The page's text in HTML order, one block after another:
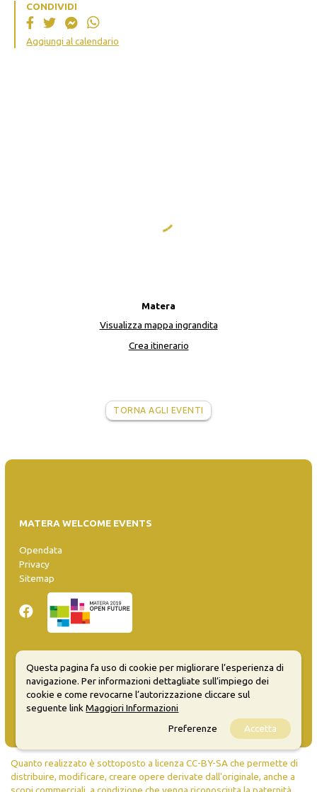
CONDIVIDI
Aggiungi al calendario
Matera
Visualizza mappa ingrandita
Crea itinerario
TORNA AGLI EVENTI
MATERA WELCOME EVENTS
Opendata
Privacy
Sitemap
Inserisci evento
Guida
FAQ
info@materaevents.it
Quanto realizzato è sottoposto a licenza CC-BY-SA che permette di
distribuire, modificare, creare opere derivate dall'originale, anche a
Questa pagina fa uso di cookie per migliorare l’esperienza di
navigazione. Per informazioni dettagliate sull’impiego dei
cookie e come revocarne l’autorizzazione cliccare sul
seguente linkMaggiori Informazioni
Preferenze
Accetta